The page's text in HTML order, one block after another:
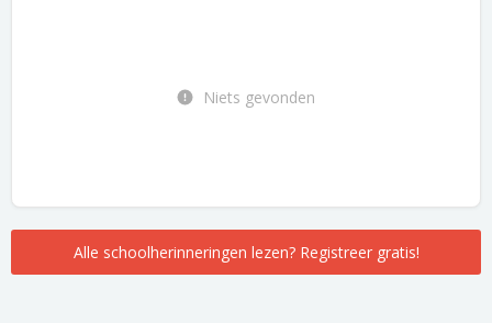
Niets gevonden
Alle schoolherinneringen lezen? Registreer gratis!